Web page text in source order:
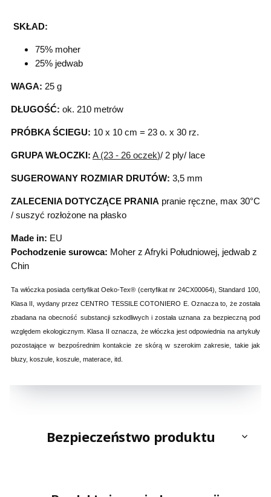
SKŁAD:
75% moher
25% jedwab
WAGA: 25 g
DŁUGOŚĆ: ok. 210 metrów
PRÓBKA ŚCIEGU: 10 x 10 cm = 23 o. x 30 rz.
GRUPA WŁOCZKI: A (23 - 26 oczek)/ 2 ply/ lace
SUGEROWANY ROZMIAR DRUTÓW: 3,5 mm
ZALECENIA DOTYCZĄCE PRANIA pranie ręczne, max 30°C
/ suszyć rozłożone na płasko
Made in: EU
Pochodzenie surowca: Moher z Afryki Południowej, jedwab z
Chin
Ta włóczka posiada certyfikat Oeko-Tex® (certyfikat nr 24CX00064), Standard 100,
Klasa II, wydany przez CENTRO TESSILE COTONIERO E. Oznacza to, że została
zbadana na obecność substancji szkodliwych i została uznana za bezpieczną pod
względem ekologicznym. Klasa II oznacza, że włóczka jest odpowiednia na artykuły
pozostające w bezpośrednim kontakcie ze skórą w szerokim zakresie, takie jak
bluzy, koszule, koszule, materace, itd.
Bezpieczeństwo produktu